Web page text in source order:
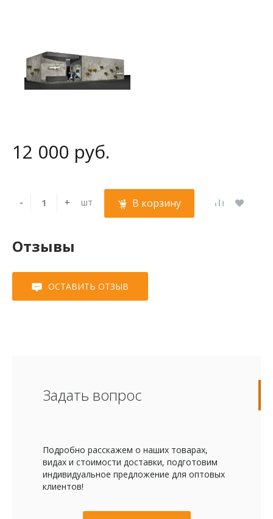
12 000 руб.
- + шт В корзину
Отзывы
ОСТАВИТЬ ОТЗЫВ
Задать вопрос
Подробно расскажем о наших товарах,
видах и стоимости доставки, подготовим
индивидуальное предложение для оптовых
клиентов!